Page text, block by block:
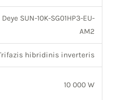
Deye SUN-10K-SG01HP3-EU-
AM2
hibridinis inverteris
10 000 W